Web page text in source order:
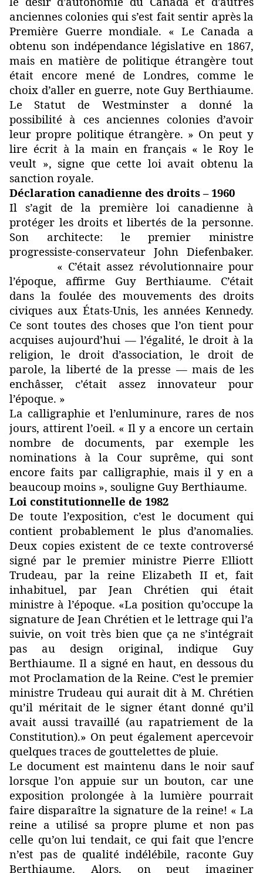
anciennes colonies qui s’est fait sentir après la
Première Guerre mondiale. « Le Canada a
obtenu son indépendance législative en 1867,
mais en matière de politique étrangère tout
était encore mené de Londres, comme le
choix d’aller en guerre, note Guy Berthiaume.
Le Statut de Westminster a donné la
possibilité à ces anciennes colonies d’avoir
leur propre politique étrangère. » On peut y
lire écrit à la main en français « le Roy le
veult », signe que cette loi avait obtenu la
sanction royale.
Déclaration canadienne des droits – 1960
Il s’agit de la première loi canadienne à
protéger les droits et libertés de la personne.
Son architecte: le premier ministre
progressiste-conservateur John Diefenbaker.
« C’était assez révolutionnaire pour
l’époque, affirme Guy Berthiaume. C’était
dans la foulée des mouvements des droits
civiques aux États-Unis, les années Kennedy.
Ce sont toutes des choses que l’on tient pour
acquises aujourd’hui — l’égalité, le droit à la
religion, le droit d’association, le droit de
parole, la liberté de la presse — mais de les
enchâsser, c’était assez innovateur pour
l’époque. »
La calligraphie et l’enluminure, rares de nos
jours, attirent l’oeil. « Il y a encore un certain
nombre de documents, par exemple les
nominations à la Cour suprême, qui sont
encore faits par calligraphie, mais il y en a
beaucoup moins », souligne Guy Berthiaume.
Loi constitutionnelle de 1982
De toute l’exposition, c’est le document qui
contient probablement le plus d’anomalies.
Deux copies existent de ce texte controversé
signé par le premier ministre Pierre Elliott
Trudeau, par la reine Elizabeth II et, fait
inhabituel, par Jean Chrétien qui était
ministre à l’époque. «La position qu’occupe la
signature de Jean Chrétien et le lettrage qui l’a
suivie, on voit très bien que ça ne s’intégrait
pas au design original, indique Guy
Berthiaume. Il a signé en haut, en dessous du
mot Proclamation de la Reine. C’est le premier
ministre Trudeau qui aurait dit à M. Chrétien
qu’il méritait de le signer étant donné qu’il
avait aussi travaillé (au rapatriement de la
Constitution).» On peut également apercevoir
quelques traces de gouttelettes de pluie.
Le document est maintenu dans le noir sauf
lorsque l’on appuie sur un bouton, car une
exposition prolongée à la lumière pourrait
faire disparaître la signature de la reine! « La
reine a utilisé sa propre plume et non pas
celle qu’on lui tendait, ce qui fait que l’encre
n’est pas de qualité indélébile, raconte Guy
Berthiaume. Alors, on peut imaginer